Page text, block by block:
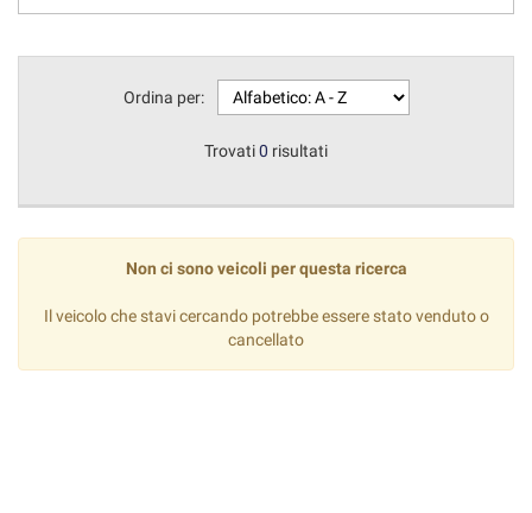
Ordina per:
Trovati0 risultati
Non ci sono veicoli per questa ricerca
Il veicolo che stavi cercando potrebbe essere stato venduto o
cancellato